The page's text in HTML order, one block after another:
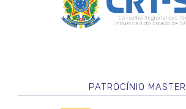
PATROCÍNIO MASTER